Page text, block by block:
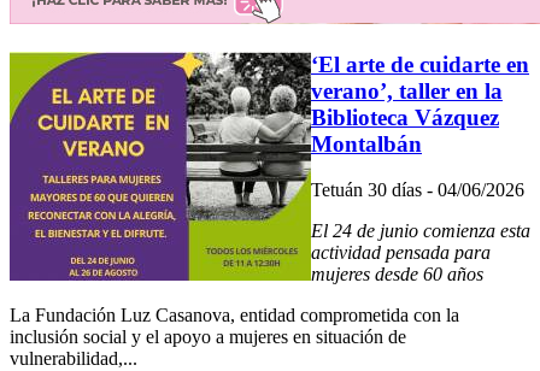
‘El arte de cuidarte en
verano’, taller en la
Biblioteca Vázquez
Montalbán
Tetuán 30 días - 04/06/2026
El 24 de junio comienza esta
actividad pensada para
mujeres desde 60 años
La Fundación Luz Casanova, entidad comprometida con la
inclusión social y el apoyo a mujeres en situación de
vulnerabilidad,...